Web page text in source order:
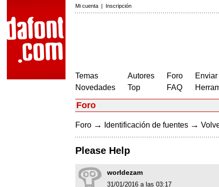
Mi cuenta | Inscripción
Temas
Novedades
Autores
Top
Foro
FAQ
Foro
Foro → Identificación de fuentes →
Please Help
worldezam
31/01/2016 a las 03:17